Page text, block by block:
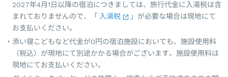
2027年4月1日以降の宿泊につきましては、旅行代金に入湯税は含
まれておりませんので、「 入湯税
」が必要な場合は現地にて
お支払いください。
添い寝こどもなど代金が0円の宿泊施設においても、施設使用料
（税込）が現地にて別途かかる場合がございます。施設使用料は
現地にてお支払いください。